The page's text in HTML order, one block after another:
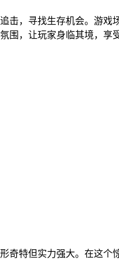
击，寻找生存机会。游
围，让玩家身临其境，
奇特但实力强大。在这个